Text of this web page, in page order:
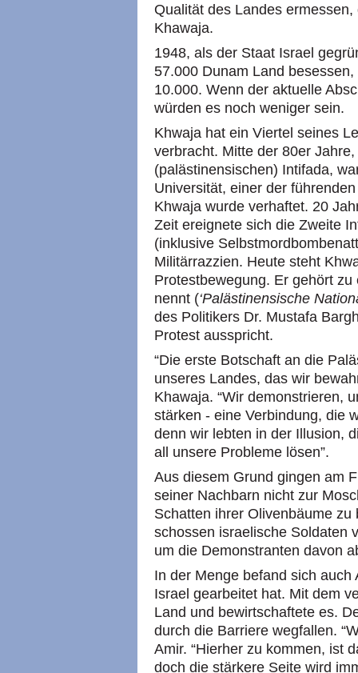
Qualität des Landes
Khawaja.
1948, als der Staat Israel
57.000 Dunam Land
10.000. Wenn der aktuelle
würden es noch weniger sein.
Khwaja hat ein Viertel seines
verbracht. Mitte der 80er
(palästinensischen) Intifada,
Universität, einer der
Khwaja wurde verhaftet. 20
Zeit ereignete sich die Zweite
(inklusive
Militärrazzien. Heute steht
Protestbewegung. Er gehört
nennt (‘Palästinensische
des Politikers Dr. Mustafa
Protest ausspricht.
“Die erste Botschaft an die
unseres Landes, das wir
Khawaja. “Wir demonstrieren,
stärken - eine Verbindung, die
denn wir lebten in der Illusion,
all unsere Probleme lösen”.
Aus diesem Grund gingen am
seiner Nachbarn nicht zur
Schatten ihrer Olivenbäume
schossen israelische Soldaten
um die Demonstranten davon
In der Menge befand sich
Israel gearbeitet hat. Mit dem
Land und bewirtschaftete es.
durch die Barriere wegfallen.
Amir. “Hierher zu kommen, ist
doch die stärkere Seite wird